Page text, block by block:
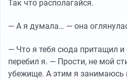
Так что располагайся.
— А я думала… — она
— Что я тебя сюда притащил и
перебил я. — Прости, не мой
убежище. А этим я